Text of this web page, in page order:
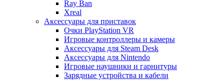
Ray Ban
Xreal
Аксессуары для приставок
Очки PlayStation VR
Игровые контроллеры и камеры
Аксессуары для Steam Desk
Аксессуары для Nintendo
Игровые наушники и гарнитуры
Зарядные устройства и кабели